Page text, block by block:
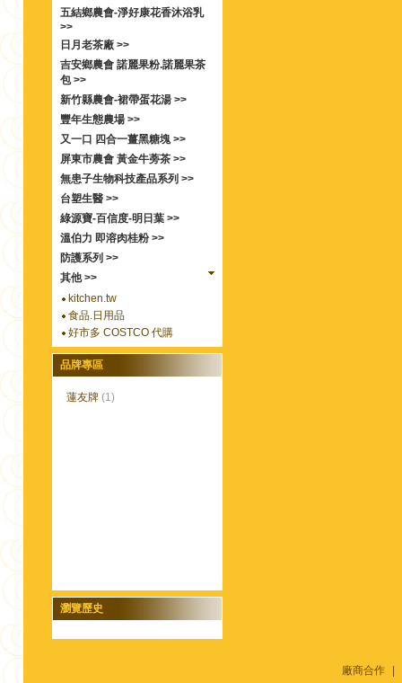
五結鄉農會-淨好康花香沐浴乳
>>
日月老茶廠 >>
吉安鄉農會 諾麗果粉.諾麗果茶
包 >>
新竹縣農會-裙帶蛋花湯 >>
豐年生態農場 >>
又一口 四合一薑黑糖塊 >>
屏東市農會 黃金牛蒡茶 >>
無患子生物科技產品系列 >>
台塑生醫 >>
綠源寶-百信度-明日葉 >>
溫伯力 即溶肉桂粉 >>
防護系列 >>
其他 >>
kitchen.tw
食品.日用品
好市多 COSTCO 代購
品牌專區
蓮友牌 (1)
瀏覽歷史
廠商合作